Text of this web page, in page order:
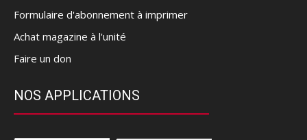
Formulaire d'abonnement à imprimer
Achat magazine à l'unité
Faire un don
NOS APPLICATIONS